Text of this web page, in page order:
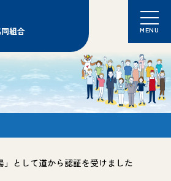
MENU
組合
」として道から認証を受けました